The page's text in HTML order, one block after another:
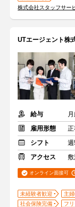
株式会社スタッフサー
UTエージェント株
給与
雇用形態
正
シフト
アクセス
敷
オンライン面接可
未経験者歓迎 主
社会保険完備
フ